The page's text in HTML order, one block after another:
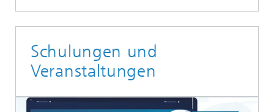
Schulungen und
Veranstaltungen